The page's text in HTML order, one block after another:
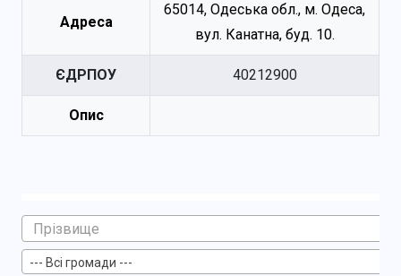
Адреса
65014, Одеська обл., м. Одеса,
вул. Канатна, буд. 10.
ЄДРПОУ 40212900
Опис
--- Всі громади ---